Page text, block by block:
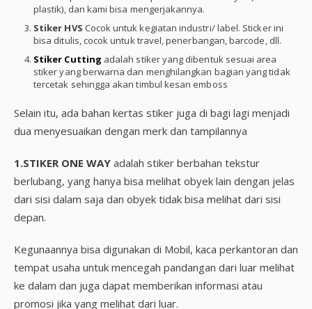
plastik), dan kami bisa mengerjakannya.
Stiker HVS Cocok untuk kegiatan industri/ label. Sticker ini
bisa ditulis, cocok untuk travel, penerbangan, barcode, dll.
Stiker Cutting adalah stiker yang dibentuk sesuai area
stiker yang berwarna dan menghilangkan bagian yang tidak
tercetak sehingga akan timbul kesan emboss
Selain itu, ada bahan kertas stiker juga di bagi lagi menjadi
dua menyesuaikan dengan merk dan tampilannya
1.STIKER ONE WAY adalah stiker berbahan tekstur
berlubang, yang hanya bisa melihat obyek lain dengan jelas
dari sisi dalam saja dan obyek tidak bisa melihat dari sisi
depan.
Kegunaannya bisa digunakan di Mobil, kaca perkantoran dan
tempat usaha untuk mencegah pandangan dari luar melihat
ke dalam dan juga dapat memberikan informasi atau
promosi jika yang melihat dari luar.